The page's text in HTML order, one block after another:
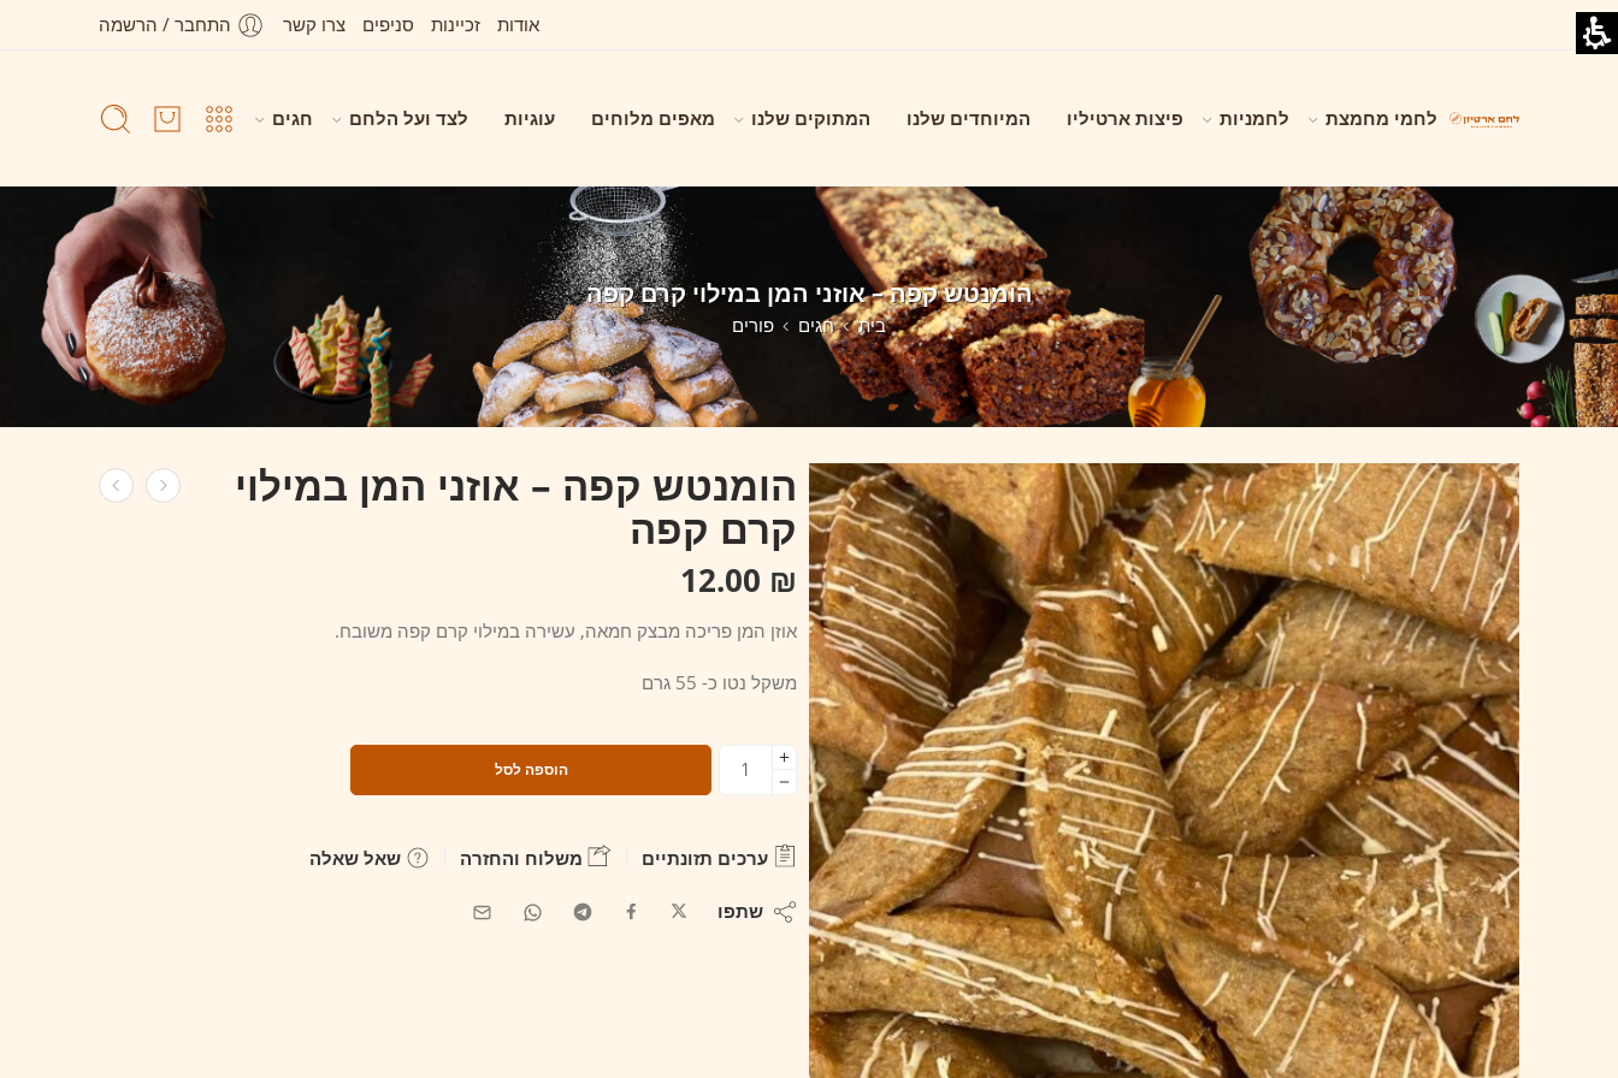
אודות זכיינות סניפים צרו קשר התחבר / הרשמה
לחמי מחמצת לחמניות פיצות ארטיליו המיוחדים שלנו המתוקים שלנו מאפים מלוחים עוגיות לצד ועל הלחם חגים
הומנטש קפה – אוזני המן במילוי קרם קפה
בית חגים פורים
הומנטש קפה – אוזני המן במילוי
קרם קפה
₪
אוזן המן פריכה מבצק חמאה, עשירה במילוי קרם קפה משובח.
משקל נטו כ- 55 גרם
הוספה לסל
ערכים תזונתיים משלוח והחזרה שאל שאלה
שתפו